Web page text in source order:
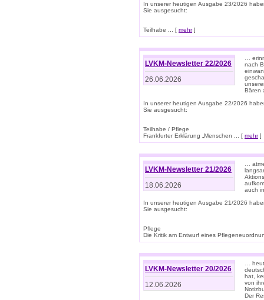
In unserer heutigen Ausgabe 23/2026
Sie ausgesucht:
Teilhabe ... [ mehr]
LVKM-Newsletter 22/2026
26.06.2026
…
nach
Bären
In unserer heutigen Ausgabe 22/2026
Sie ausgesucht:
Teilhabe / Pflege
Frankfurter Erklärung „Menschen ... [ mehr]
LVKM-Newsletter 21/2026
18.06.2026
…
auch
In unserer heutigen Ausgabe 21/2026
Sie ausgesucht:
Pflege
Die Kritik am Entwurf eines
LVKM-Newsletter 20/2026
12.06.2026
…
hat,
von
Der